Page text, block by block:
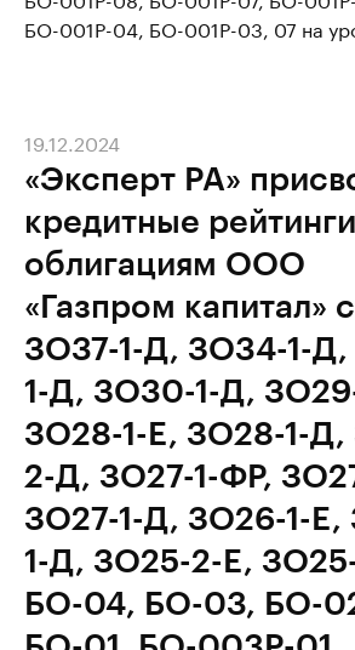
БО-001Р-04, БО-001Р-03, 07 на
«Эксперт РА»
кредитные рейтинги
облигациям ООО
«Газпром капитал»
ЗО37-1-Д, ЗО34-1-Д,
1-Д, ЗО30-1-Д,
ЗО28-1-E, ЗО28-1-Д,
2-Д, ЗО27-1-ФР,
ЗО27-1-Д, ЗО26-1-Е,
1-Д, ЗО25-2-Е,
БО-04, БО-03, БО-
19.12.2024